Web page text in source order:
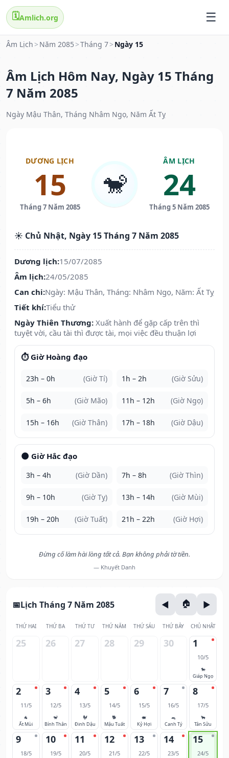
🗓️Amlich.org
Âm Lịch > Năm 2085 >Tháng 7> Ngày 15
Âm Lịch Hôm Nay, Ngày 15 Tháng
7 Năm 2085
Ngày Mậu Thân, Tháng Nhâm Ngọ, Năm Ất Tỵ
DƯƠNG LỊCH
15
Tháng 7 Năm 2085
🐒
ÂM LỊCH
24
Tháng 5 Năm 2085
☀️ Chủ Nhật, Ngày 15 Tháng 7 Năm 2085
Dương lịch:15/07/2085
Âm lịch:24/05/2085
Can chi:Ngày: Mậu Thân, Tháng: Nhâm Ngọ, Năm: Ất Tỵ
Tiết khí:Tiểu thử
Ngày Thiên Thương: Xuất hành để gặp cấp trên thì
tuyệt vời, cầu tài thì được tài, mọi việc đều thuận lợi
⏱️ Giờ Hoàng đạo
23h – 0h (Giờ Tí) 1h – 2h (Giờ Sửu)
5h – 6h (Giờ Mão) 11h – 12h (Giờ Ngọ)
15h – 16h (Giờ Thân) 17h – 18h (Giờ Dậu)
🌑 Giờ Hắc đạo
3h – 4h (Giờ Dần) 7h – 8h (Giờ Thìn)
9h – 10h (Giờ Tỵ) 13h – 14h (Giờ Mùi)
19h – 20h (Giờ Tuất) 21h – 22h (Giờ Hợi)
Đừng cố làm hài lòng tất cả. Bạn không phải tờ tiền.
— Khuyết Danh
Lịch Tháng 7 Năm 2085
THỨ HAI THỨ BA THỨ TƯ THỨ NĂM THỨ SÁU THỨ BẢY CHỦ NHẬT
25 26 27 28 29 30 1
10/5
🐎
Giáp Ngọ
2
11/5
🐐
Ất Mùi
3
12/5
🐒
Bính Thân
4
13/5
🐓
Đinh Dậu
5
14/5
🐕
Mậu Tuất
6
15/5
🐖
Kỷ Hợi
7
16/5
🐀
Canh Tý
8
17/5
🐂
Tân Sửu
9
18/5
10
19/5
11
20/5
12
21/5
13
22/5
14
23/5
15
24/5